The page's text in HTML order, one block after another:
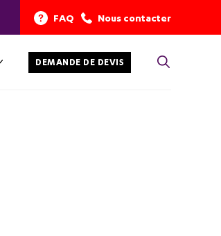
FAQ Nous contacter
DEMANDE DE DEVIS